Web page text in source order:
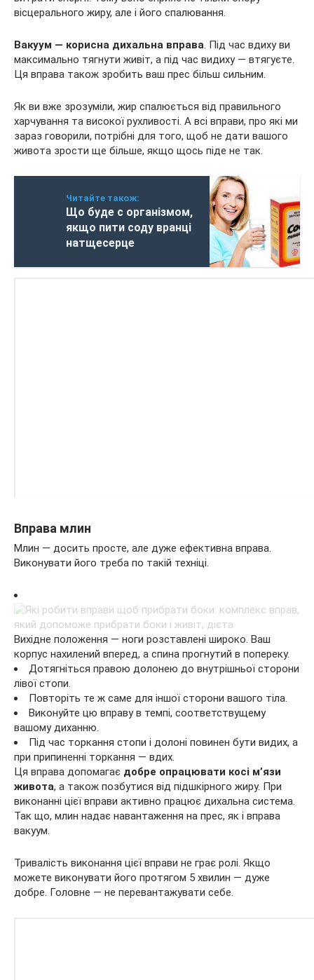
вісцерального жиру, але і його спалювання.
Вакуум — корисна дихальна вправа. Під час вдиху ви
максимально тягнути живіт, а під час видиху — втягуєте.
Ця вправа також зробить ваш прес більш сильним.
Як ви вже зрозуміли, жир спалюється від правильного
харчування та високої рухливості. А всі вправи, про які ми
зараз говорили, потрібні для того, щоб не дати вашого
живота зрости ще більше, якщо щось піде не так.
Читайте також:
Що буде c організмом,
якщо пити соду вранці
натщесерце
Вправа млин
Млин — досить просте, але дуже ефективна вправа.
Виконувати його треба по такій техніці.
Вихідне положення — ноги розставлені широко. Ваш
корпус нахилений вперед, а спина прогнутий в попереку.
Дотягніться правою долонею до внутрішньої сторони
лівої стопи.
Повторіть те ж саме для іншої сторони вашого тіла.
Виконуйте цю вправу в темпі, соответствущему
вашому диханню.
Під час торкання стопи і долоні повинен бути видих, а
при припиненні торкання — вдих.
Ця вправа допомагає добре опрацювати косі м’язи
живота, а також позбутися від підшкірного жиру. При
виконанні цієї вправи активно працює дихальна система.
Так що, млин надає навантаження на прес, як і вправа
вакуум.
Тривалість виконання цієї вправи не грає ролі. Якщо
можете виконувати його протягом 5 хвилин — дуже
добре. Головне — не перевантажувати себе.